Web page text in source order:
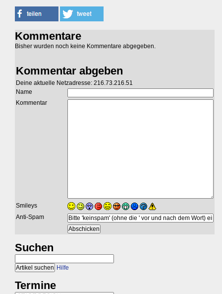
Kommentare
Bisher wurden noch keine Kommentare abgegeben.
Kommentar abgeben
Deine aktuelle Netzadresse: 216.73.216.51
Name
Kommentar
Smileys
Anti-Spam
Suchen
Hilfe
Termine